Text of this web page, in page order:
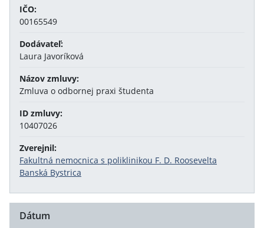
IČO:
00165549
Dodávateľ:
Laura Javoríková
Názov zmluvy:
Zmluva o odbornej praxi študenta
ID zmluvy:
10407026
Zverejnil:
Fakultná nemocnica s poliklinikou F. D. Roosevelta
Banská Bystrica
Dátum